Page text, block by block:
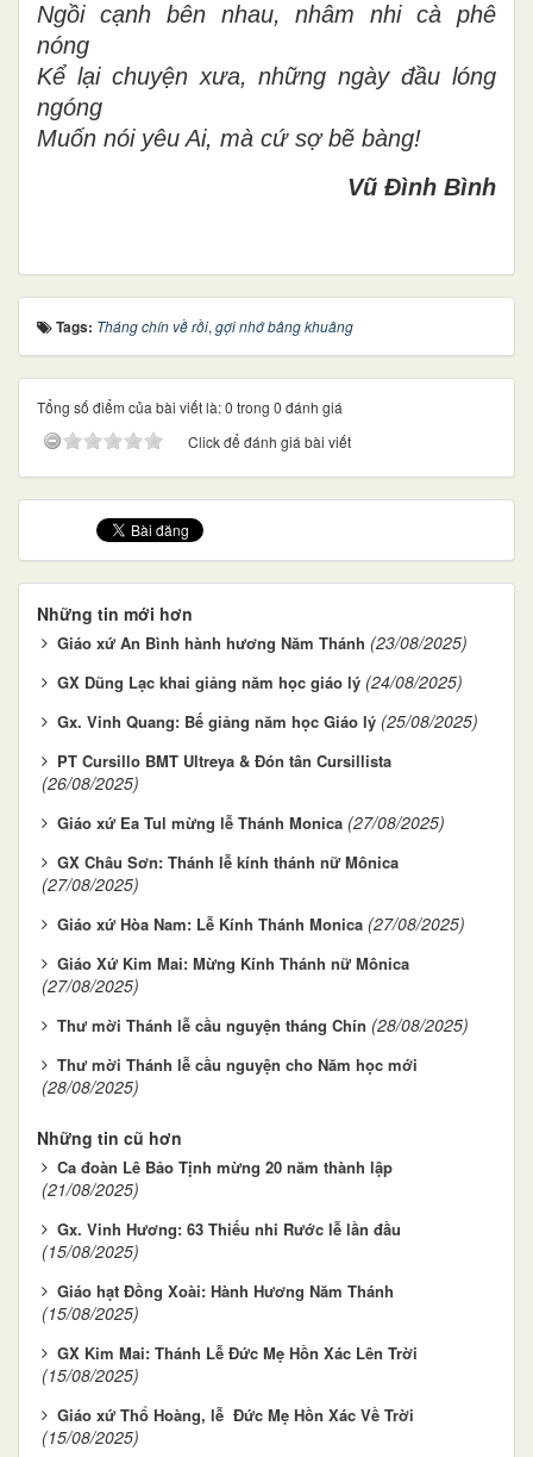
Ngồi cạnh bên nhau, nhâm nhi cà phê
nóng
Kể lại chuyện xưa, những ngày đầu lóng
ngóng
Muốn nói yêu Ai, mà cứ sợ bẽ bàng!
Vũ Đình Bình
Tags: Tháng chín về rồi, gợi nhớ bâng khuâng
Tổng số điểm của bài viết là: 0 trong 0 đánh giá
Click để đánh giá bài viết
Những tin mới hơn
Giáo xứ An Bình hành hương Năm Thánh (23/08/2025)
GX Dũng Lạc khai giảng năm học giáo lý (24/08/2025)
Gx. Vinh Quang: Bế giảng năm học Giáo lý (25/08/2025)
PT Cursillo BMT Ultreya & Đón tân Cursillista
(26/08/2025)
Giáo xứ Ea Tul mừng lễ Thánh Monica (27/08/2025)
GX Châu Sơn: Thánh lễ kính thánh nữ Mônica
(27/08/2025)
Giáo xứ Hòa Nam: Lễ Kính Thánh Monica (27/08/2025)
Giáo Xứ Kim Mai: Mừng Kính Thánh nữ Mônica
(27/08/2025)
Thư mời Thánh lễ cầu nguyện tháng Chín (28/08/2025)
Thư mời Thánh lễ cầu nguyện cho Năm học mới
(28/08/2025)
Những tin cũ hơn
Ca đoàn Lê Bảo Tịnh mừng 20 năm thành lập
(21/08/2025)
Gx. Vinh Hương: 63 Thiếu nhi Rước lễ lần đầu
(15/08/2025)
Giáo hạt Đồng Xoài: Hành Hương Năm Thánh
(15/08/2025)
GX Kim Mai: Thánh Lễ Đức Mẹ Hồn Xác Lên Trời
(15/08/2025)
Giáo xứ Thổ Hoàng, lễ Đức Mẹ Hồn Xác Về Trời
(15/08/2025)